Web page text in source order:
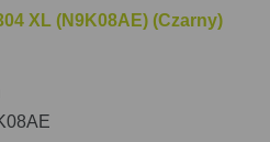
XL (N9K08AE) (Czarny)